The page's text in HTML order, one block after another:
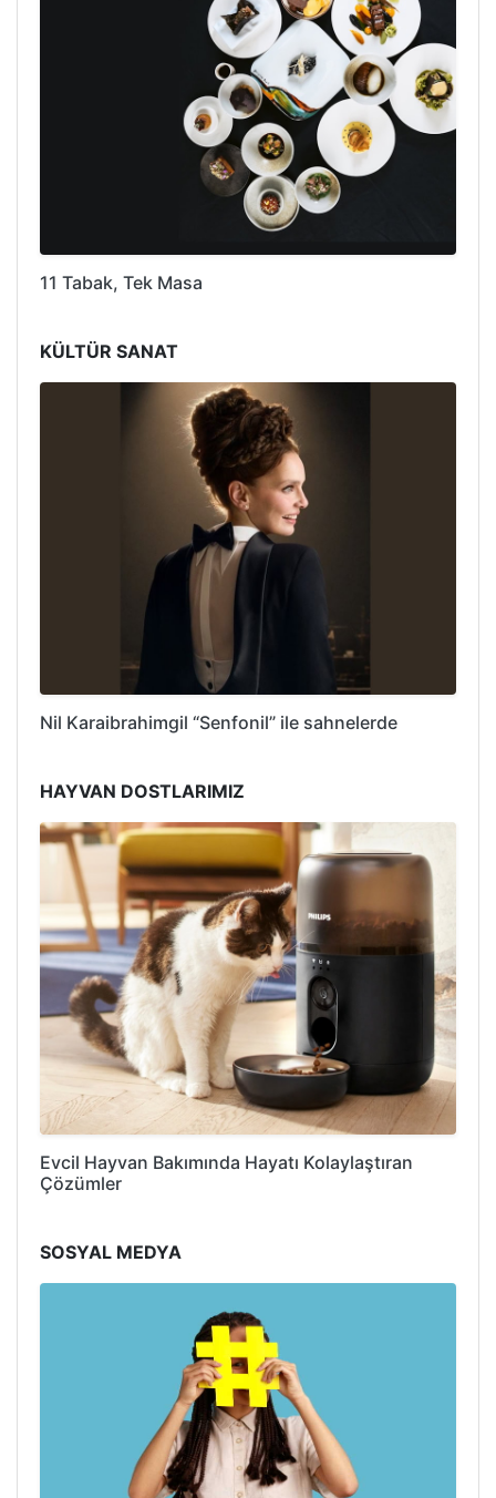
11 Tabak, Tek Masa
KÜLTÜR SANAT
Nil Karaibrahimgil “Senfonil” ile sahnelerde
HAYVAN DOSTLARIMIZ
Evcil Hayvan Bakımında Hayatı Kolaylaştıran
Çözümler
SOSYAL MEDYA